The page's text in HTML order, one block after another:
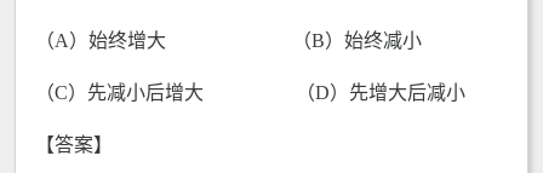
（A）始终增大 （B）始终减小
（C）先减小后增大 （D）先增大后减小
【答案】